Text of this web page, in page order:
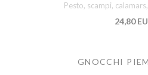
Pesto, scampi,
24,80
GNOCCHI